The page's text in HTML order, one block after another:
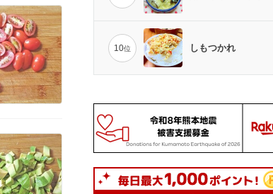
10位 しもつかれ